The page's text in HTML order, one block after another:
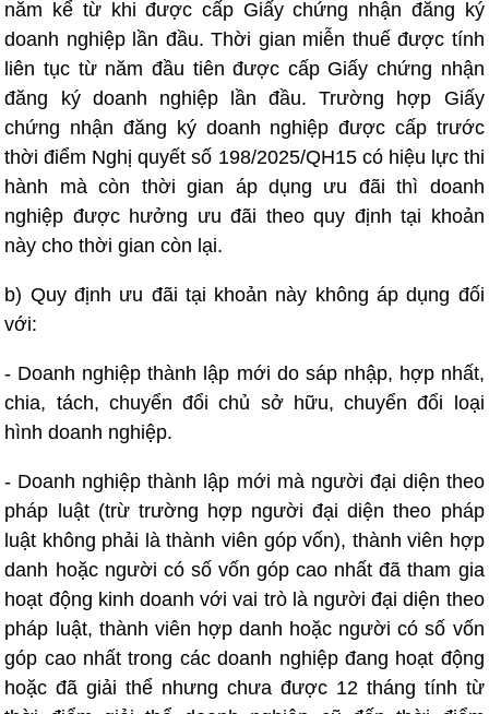
năm kể từ khi được cấp Giấy chứng nhận đăng ký
doanh nghiệp lần đầu. Thời gian miễn thuế được tính
liên tục từ năm đầu tiên được cấp Giấy chứng nhận
đăng ký doanh nghiệp lần đầu. Trường hợp Giấy
chứng nhận đăng ký doanh nghiệp được cấp trước
thời điểm Nghị quyết số 198/2025/QH15 có hiệu lực thi
hành mà còn thời gian áp dụng ưu đãi thì doanh
nghiệp được hưởng ưu đãi theo quy định tại khoản
này cho thời gian còn lại.
b) Quy định ưu đãi tại khoản này không áp dụng đối
với:
- Doanh nghiệp thành lập mới do sáp nhập, hợp nhất,
chia, tách, chuyển đổi chủ sở hữu, chuyển đổi loại
hình doanh nghiệp.
- Doanh nghiệp thành lập mới mà người đại diện theo
pháp luật (trừ trường hợp người đại diện theo pháp
luật không phải là thành viên góp vốn), thành viên hợp
danh hoặc người có số vốn góp cao nhất đã tham gia
hoạt động kinh doanh với vai trò là người đại diện theo
pháp luật, thành viên hợp danh hoặc người có số vốn
góp cao nhất trong các doanh nghiệp đang hoạt động
hoặc đã giải thể nhưng chưa được 12 tháng tính từ